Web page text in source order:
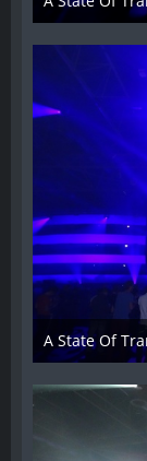
26.
A State Of
26.